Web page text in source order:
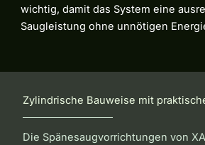
wichtig, damit das System eine
Saugleistung ohne unnötigen
Zylindrische Bauweise mit
Die Spänesaugvorrichtungen von